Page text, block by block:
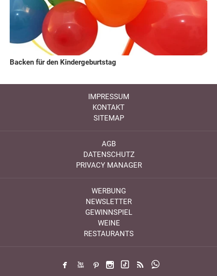
Backen für den Kindergeburtstag
IMPRESSUM
KONTAKT
SITEMAP
AGB
DATENSCHUTZ
PRIVACY MANAGER
WERBUNG
NEWSLETTER
GEWINNSPIEL
WEINE
RESTAURANTS